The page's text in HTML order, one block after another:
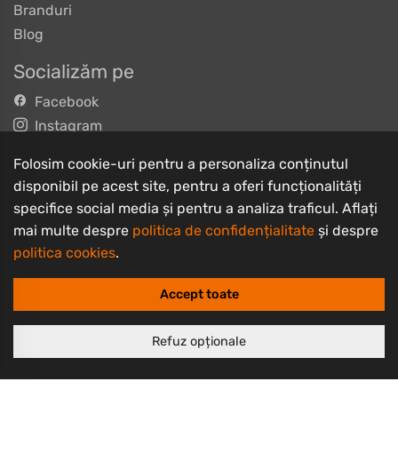
Branduri
Blog
Socializăm pe
Facebook
Instagram
YouTube
Informații clienți
Contact
Folosim cookie-uri pentru a personaliza conținutul
disponibil pe acest site, pentru a oferi funcționalități
specifice social media și pentru a analiza traficul. Aflați
mai multe despre politica de confidențialitate și despre
politica cookies.
Accept toate
Refuz opționale